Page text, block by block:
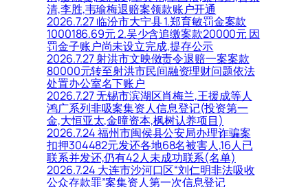
清,李胜,韦瑜梅退赔案领款账户开通
2026.7.27 临汾市大宁县 1.郑育敏罚金案款
1000186.69元 2.吴少含追缴案款20000元 因
罚金子账户尚未设立完成,提存公示
2026.7.27 射洪市文映傚责令退赔一案案款
80000元转至射洪市民间融资理财问题依法
处置办公室名下账户
2026.7.27 无锡市滨湖区肖梅兰,王援成等人
鸿广系列非吸案集资人信息登记(投资第一
金,大恒亚太,金曈资本,枫树认养项目)
2026.7.24 福州市闽侯县公安局办理诈骗案
扣押304482元发还各地68名被害人,16人已
联系并发还,仍有42人未成功联系(名单)
2026.7.24 大连市沙河口区“刘仁明非法吸收
公众存款罪”案集资人第一次信息登记